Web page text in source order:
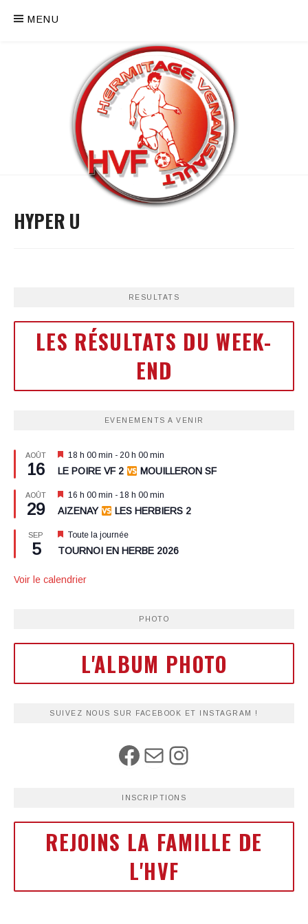
MENU
HYPER U
RESULTATS
LES RÉSULTATS DU WEEK-
END
EVENEMENTS A VENIR
AOÛT
16
Mis
en
avant
18 h 00 min - 20 h 00 min
LE POIRE VF 2 MOUILLERON SF
AOÛT
29
Mis
en
avant
16 h 00 min - 18 h 00 min
AIZENAY LES HERBIERS 2
SEP
5
Mis
en
avant
Toute la journée
TOURNOI EN HERBE 2026
Voir le calendrier
PHOTO
L'ALBUM PHOTO
SUIVEZ NOUS SUR FACEBOOK ET INSTAGRAM !
INSCRIPTIONS
REJOINS LA FAMILLE DE
L'HVF